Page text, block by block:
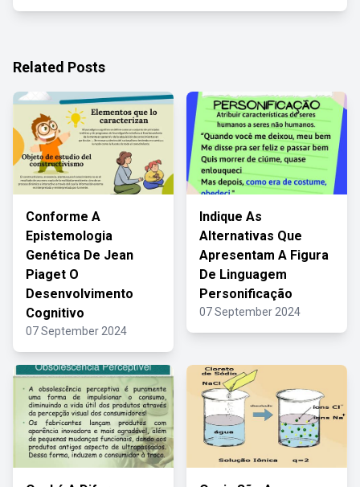
Related Posts
Conforme A
Epistemologia
Genética De Jean
Piaget O
Desenvolvimento
Cognitivo
07 September 2024
Indique As
Alternativas Que
Apresentam A Figura
De Linguagem
Personificação
07 September 2024